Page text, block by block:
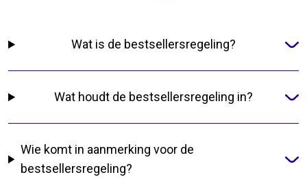
Wat is de bestsellersregeling?
Wat houdt de bestsellersregeling in?
Wie komt in aanmerking voor de
bestsellersregeling?